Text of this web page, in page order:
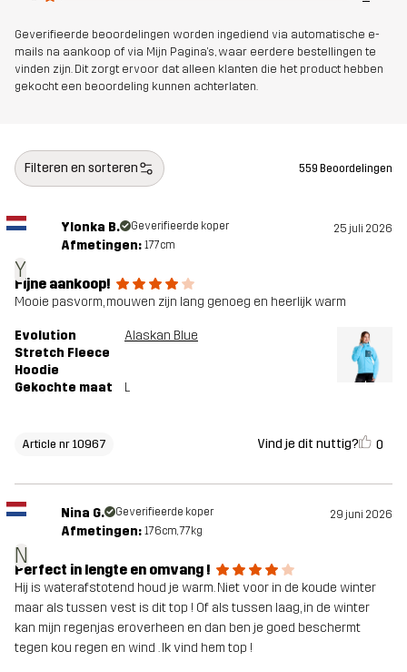
Artikelnummer 10967_2718
Geverifieerde beoordelingen worden ingediend via automatische e-
mails na aankoop of via Mijn Pagina's, waar eerdere bestellingen te
vinden zijn. Dit zorgt ervoor dat alleen klanten die het product hebben
gekocht een beoordeling kunnen achterlaten.
Filteren en sorteren 559 Beoordelingen
Y
Ylonka B. Geverifieerde koper 25 juli 2026
Afmetingen: 177cm
Fijne aankoop!
Mooie pasvorm, mouwen zijn lang genoeg en heerlijk warm
Evolution
Stretch Fleece
Hoodie
Alaskan Blue
Gekochte maat L
Article nr 10967 Vind je dit nuttig? 0
N
Nina G. Geverifieerde koper 29 juni 2026
Afmetingen: 176cm, 77kg
Perfect in lengte en omvang !
Hij is waterafstotend houd je warm. Niet voor in de koude winter
maar als tussen vest is dit top ! Of als tussen laag, in de winter
kan mijn regenjas eroverheen en dan ben je goed beschermt
tegen kou regen en wind . Ik vind hem top !